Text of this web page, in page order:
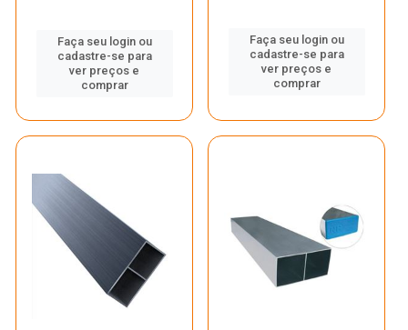
Faça seu login ou
cadastre-se para
ver preços e
comprar
Faça seu login ou
cadastre-se para
ver preços e
comprar